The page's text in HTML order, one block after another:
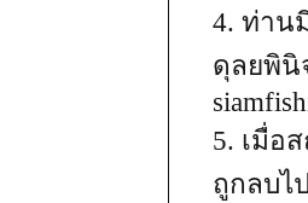
4. ท่าน
ดุลยพินิ
5. เมื่อ
ถูกลบไ